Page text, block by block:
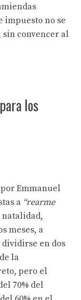
impuesto no se
convencer al
los
Emmanuel
a “rearme
meses, a
en dos
la
pero el
70% del